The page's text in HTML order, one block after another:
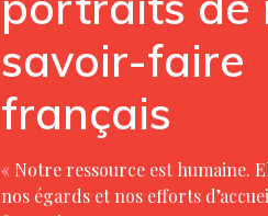
savoir-faire
français
« Notre ressource est humaine.
nos égards et nos efforts